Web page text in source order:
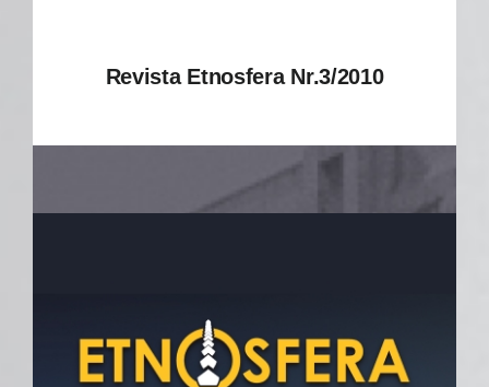
Revista Etnosfera Nr.3/2010